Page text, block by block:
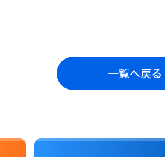
一覧へ戻る